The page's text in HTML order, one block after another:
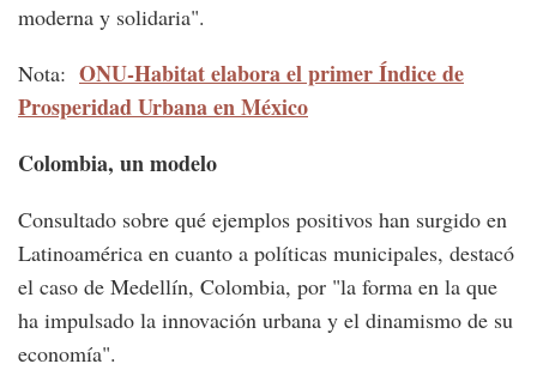
moderna y solidaria".
Nota: ONU-Habitat elabora el primer Índice de
Prosperidad Urbana en México
Colombia, un modelo
Consultado sobre qué ejemplos positivos han surgido en
Latinoamérica en cuanto a políticas municipales, destacó
el caso de Medellín, Colombia, por "la forma en la que
ha impulsado la innovación urbana y el dinamismo de su
economía".